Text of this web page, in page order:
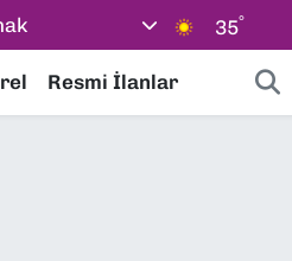
35°
Resmi İlanlar